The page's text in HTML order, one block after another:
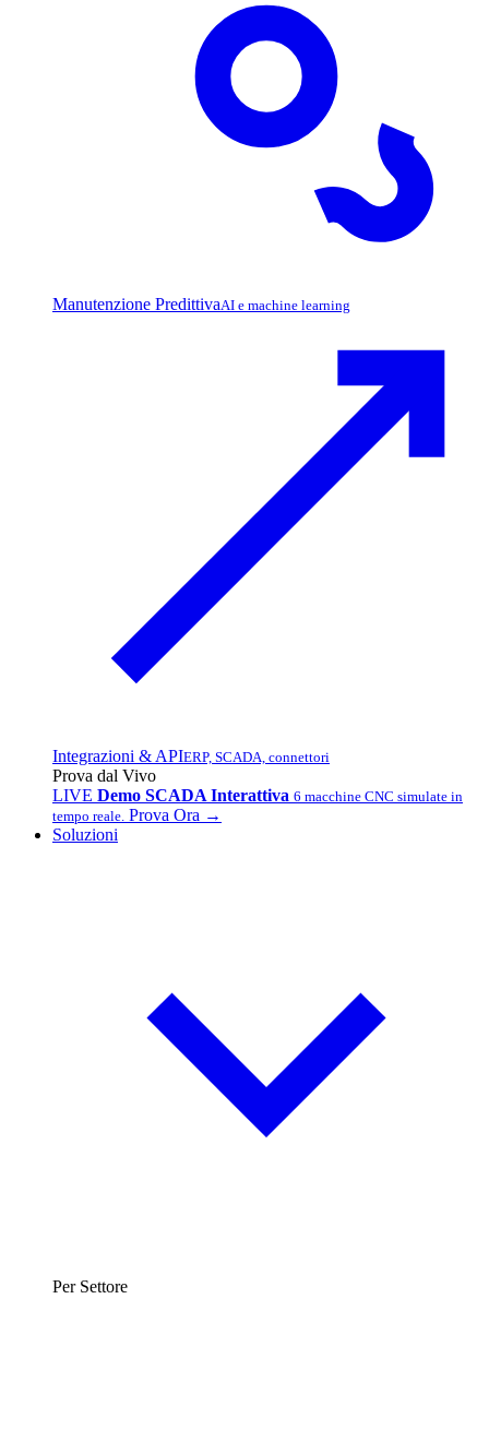
Manutenzione PredittivaAI e machine learning
Integrazioni & APIERP, SCADA, connettori
Prova dal Vivo
LIVE Demo SCADA Interattiva 6 macchine CNC simulate in
tempo reale. Prova Ora →
Soluzioni
Per Settore